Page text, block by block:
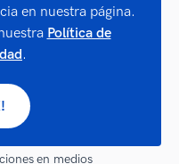
editorial
en medios
en nuestra página.
Política de
.